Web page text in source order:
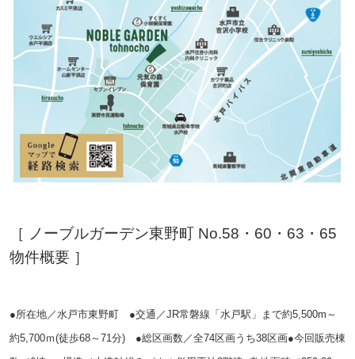
［ ノーブルガーデン東野町 No.58・60・63・65
物件概要 ］
●所在地／水戸市東野町 ●交通／JR常磐線「水戸駅」まで約5,500m～
約5,700ｍ(徒歩68～71分) ●総区画数／全74区画うち38区画●今回販売棟